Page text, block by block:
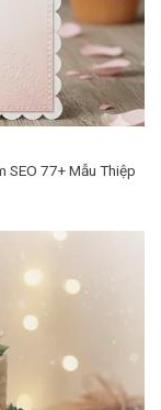
77+ Mẫu Thiệp